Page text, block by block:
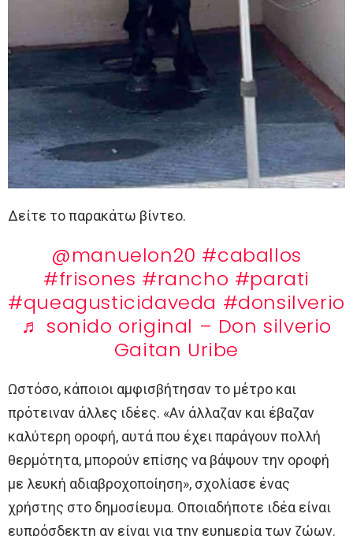
Δείτε το παρακάτω βίντεο.
@manuelon20 #caballos
#frisones #rancho #parati
#queagusticidaveda #donsilverio
♬ sonido original – Don silverio
Gaitan Uribe
Ωστόσο, κάποιοι αμφισβήτησαν το μέτρο και
πρότειναν άλλες ιδέες. «Αν άλλαζαν και έβαζαν
καλύτερη οροφή, αυτά που έχει παράγουν πολλή
θερμότητα, μπορούν επίσης να βάψουν την οροφή
με λευκή αδιαβροχοποίηση», σχολίασε ένας
χρήστης στο δημοσίευμα. Οποιαδήποτε ιδέα είναι
ευπρόσδεκτη αν είναι για την ευημερία των ζώων.